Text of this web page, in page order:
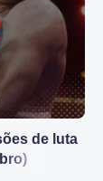
de luta